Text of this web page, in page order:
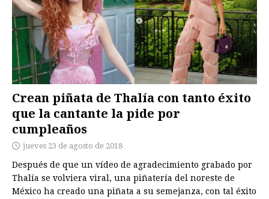
Crean piñata de Thalía con tanto éxito
que la cantante la pide por
cumpleaños
jueves 23 de agosto de 2018
Después de que un vídeo de agradecimiento grabado por
Thalía se volviera viral, una piñatería del noreste de
México ha creado una piñata a su semejanza, con tal éxito